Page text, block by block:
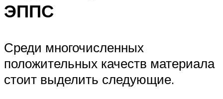
ЭППС
Среди многочисленных
положительных качеств материала
стоит выделить следующие.